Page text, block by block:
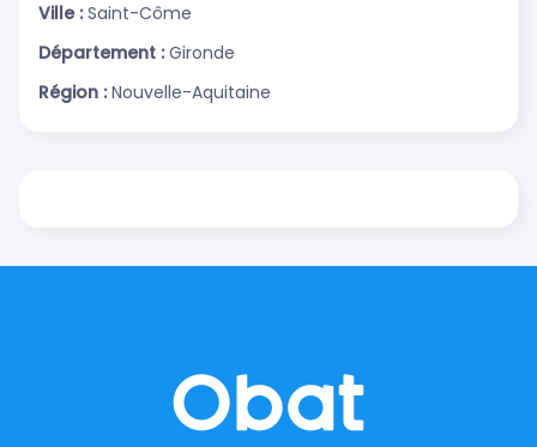
Ville : Saint-Côme
Département : Gironde
Région : Nouvelle-Aquitaine